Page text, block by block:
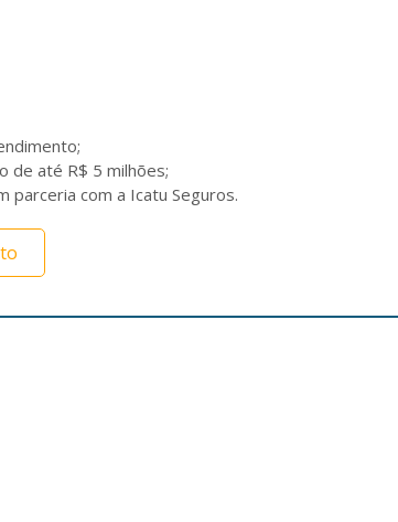
de até R$ 5 milhões;
parceria com a Icatu Seguros.